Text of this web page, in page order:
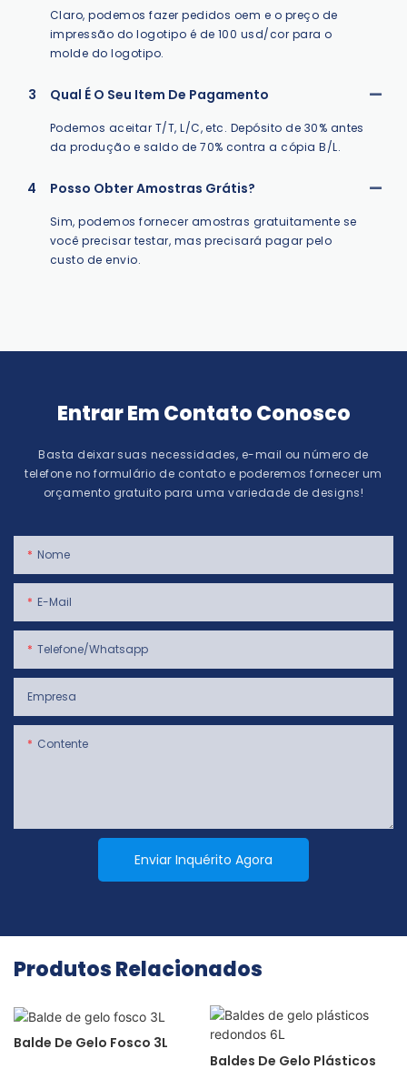
Claro, podemos fazer pedidos oem e o preço de
impressão do logotipo é de 100 usd/cor para o
molde do logotipo.
3 Qual É O Seu Item De Pagamento
Podemos aceitar T/T, L/C, etc. Depósito de 30% antes
da produção e saldo de 70% contra a cópia B/L.
4 Posso Obter Amostras Grátis?
Sim, podemos fornecer amostras gratuitamente se
você precisar testar, mas precisará pagar pelo
custo de envio.
Entrar Em Contato Conosco
Basta deixar suas necessidades, e-mail ou número de
telefone no formulário de contato e poderemos fornecer um
orçamento gratuito para uma variedade de designs!
Nome
E-Mail
Telefone/whatsapp
Empresa
Contente
Enviar Inquérito Agora
Produtos Relacionados
Balde De Gelo Fosco 3L
Baldes De Gelo Plásticos